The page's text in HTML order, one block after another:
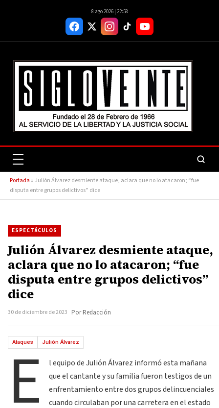
8 ago 2026 | 22:58
Portada » Julión Álvarez desmiente ataque, aclara que no lo atacaron; “fue
disputa entre grupos delictivos” dice
ESPECTÁCULOS
Julión Álvarez desmiente ataque,
aclara que no lo atacaron; “fue
disputa entre grupos delictivos”
dice
30 de diciembre de 2023 Por Redacción
Ataques Julión Álvarez
E
l equipo de Julión Álvarez informó esta mañana
que el cantante y su familia fueron testigos de un
enfrentamiento entre dos grupos delincuenciales
cuando circulaban por una carretera en el estado